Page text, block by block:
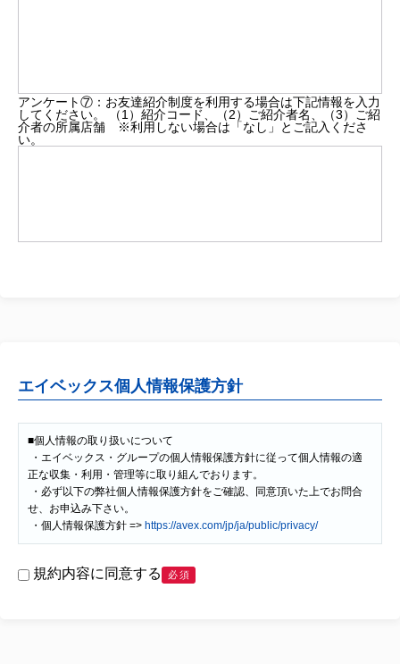
アンケート⑦：お友達紹介制度を利用する場合は下記情報を入力
してください。 （1）紹介コード、（2）ご紹介者名、（3）ご紹
介者の所属店舗 ※利用しない場合は「なし」とご記入くださ
い。
エイベックス個人情報保護方針
■個人情報の取り扱いについて
正な収集・利用・管理等に取り組んでおります。
せ、お申込み下さい。
・個人情報保護方針 => https://avex.com/jp/ja/public/privacy/
規約内容に同意する 必須